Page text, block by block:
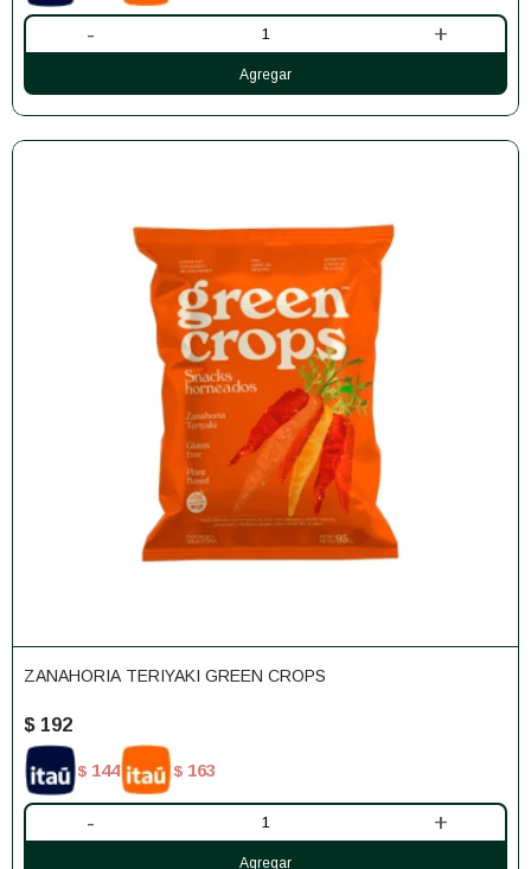
- +
ZANAHORIA TERIYAKI GREEN CROPS
$ 192
$ 144 $ 163
- +